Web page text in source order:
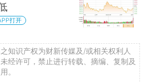
打开
知识产权为财新传媒及/或相关权利人
经许可，禁止进行转载、摘编、复制及
。